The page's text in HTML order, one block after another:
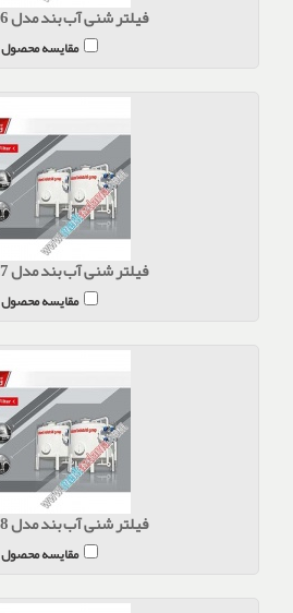
فیلتر شنی آب بند مدل AB.SF.6
مقایسه محصول
فیلتر شنی آب بند مدل AB.SF.7
مقایسه محصول
فیلتر شنی آب بند مدل AB.SF.8
مقایسه محصول